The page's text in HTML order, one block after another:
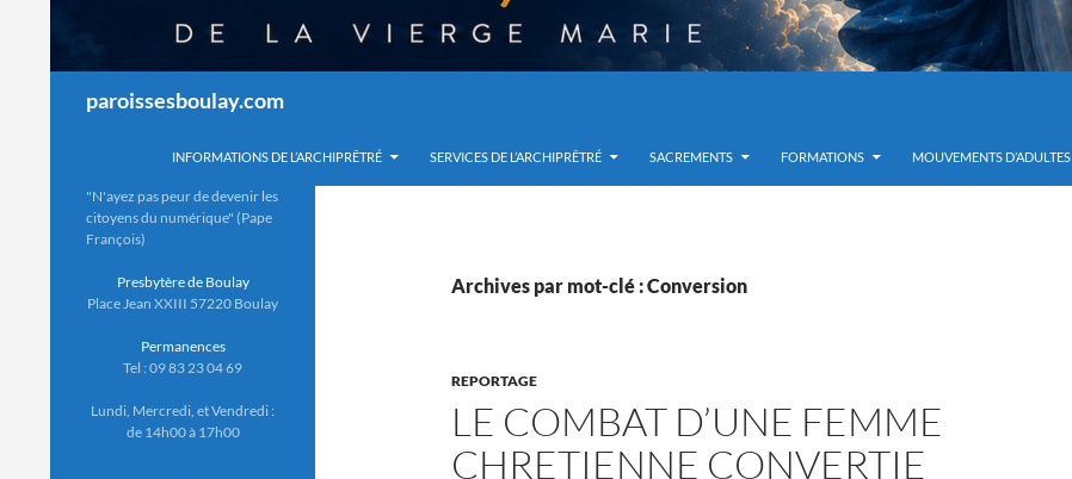
paroissesboulay.com
INFORMATIONS DE L’ARCHIPRÊTRÉ SERVICES DE L’ARCHIPRÊTRÉ SACREMENTS FORMATIONS MOUVEMENTS D’ADULTES
Archives par mot-clé : Conversion
REPORTAGE
LE COMBAT D’UNE FEMME
CHRETIENNE CONVERTIE
"N'ayez pas peur de devenir les
citoyens du numérique" (Pape
François)
Presbytère de Boulay
Place Jean XXIII 57220 Boulay
Permanences
Tel : 09 83 23 04 69
Lundi, Mercredi, et Vendredi :
de 14h00 à 17h00